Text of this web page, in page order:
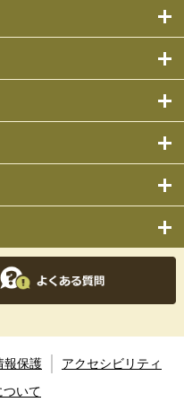
報保護
アクセシビリティ
ついて